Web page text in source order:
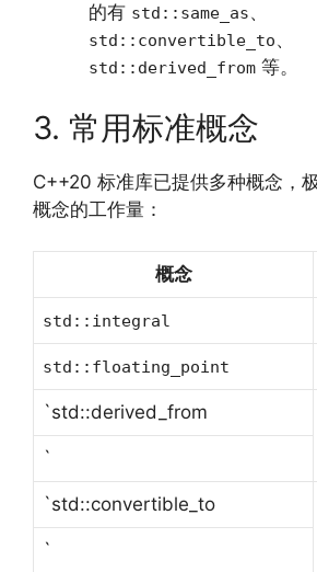
的有 std::same_as、
std::convertible_to、
std::derived_from 等。
3. 常用标准概念
C++20 标准库已提供多种概念，
概念的工作量：
概念
std::integral
std::floating_point
`std::derived_from
`
`std::convertible_to
`